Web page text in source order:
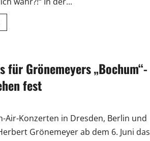
Ratespaß
für Grönemeyers „Bochum“-
fest
Air-Konzerten in Dresden, Berlin und
Grönemeyer ab dem 6. Juni das